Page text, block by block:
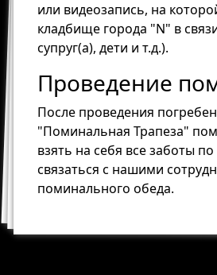
или видеозапись, на
кладбище города "N" в
супруг(а), дети и т.д.).
Проведение
После проведения
"Поминальная Трапеза"
взять на себя все заботы
связаться с нашими
поминального обеда.